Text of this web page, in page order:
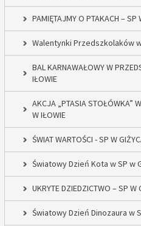
PAMIĘTAJMY O PTAKACH – SP
Walentynki Przedszkolaków
BAL KARNAWAŁOWY W
IŁOWIE
AKCJA „PTASIA STOŁÓWKA”
W IŁOWIE
ŚWIAT WARTOŚCI - SP W
Światowy Dzień Kota w SP w
UKRYTE DZIEDZICTWO – SP W
Światowy Dzień Dinozaura w